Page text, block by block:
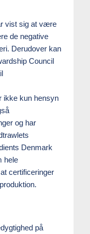
vist sig at være
de negative
Derudover kan
Council
ikke kun hensyn
og har
Denmark
hele
certificeringer
på